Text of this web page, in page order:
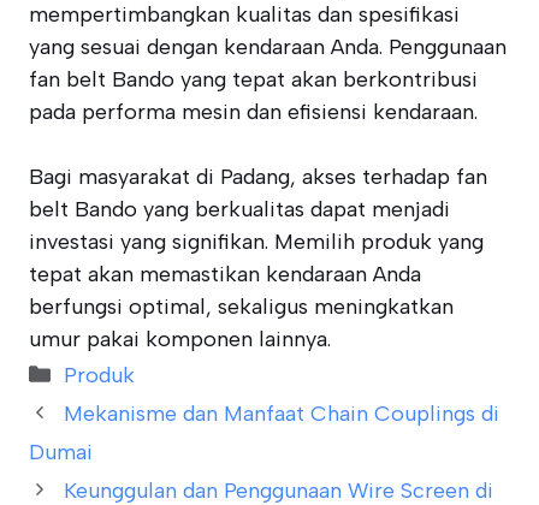
mempertimbangkan kualitas dan spesifikasi
yang sesuai dengan kendaraan Anda. Penggunaan
fan belt Bando yang tepat akan berkontribusi
pada performa mesin dan efisiensi kendaraan.
Bagi masyarakat di Padang, akses terhadap fan
belt Bando yang berkualitas dapat menjadi
investasi yang signifikan. Memilih produk yang
tepat akan memastikan kendaraan Anda
berfungsi optimal, sekaligus meningkatkan
umur pakai komponen lainnya.
Categories
Produk
Mekanisme dan Manfaat Chain Couplings di
Dumai
Keunggulan dan Penggunaan Wire Screen di